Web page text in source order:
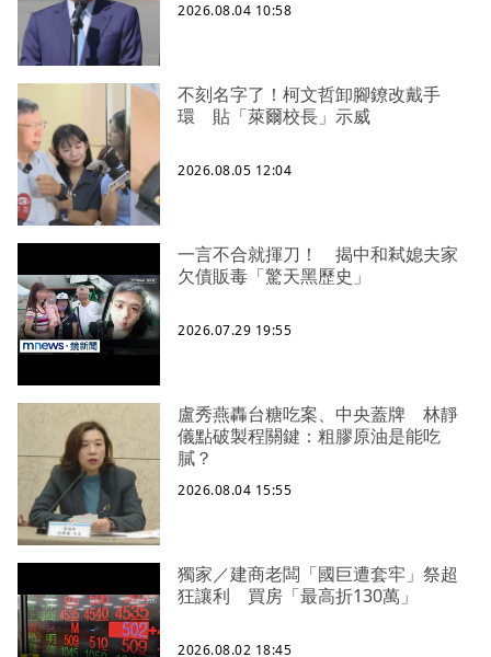
2026.08.04 10:58
不刻名字了！柯文哲卸腳鐐改戴手
環 貼「萊爾校長」示威
2026.08.05 12:04
一言不合就揮刀！ 揭中和弒媳夫家
欠債販毒「驚天黑歷史」
2026.07.29 19:55
盧秀燕轟台糖吃案、中央蓋牌 林靜
儀點破製程關鍵：粗膠原油是能吃
膩？
2026.08.04 15:55
獨家／建商老闆「國巨遭套牢」祭超
狂讓利 買房「最高折130萬」
2026.08.02 18:45